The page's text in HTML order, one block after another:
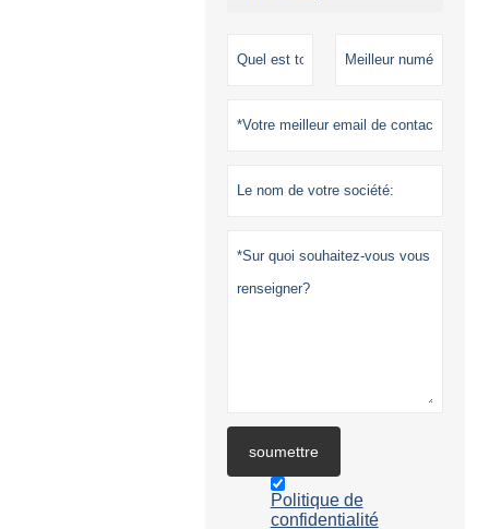
soumettre
Politique de
confidentialité